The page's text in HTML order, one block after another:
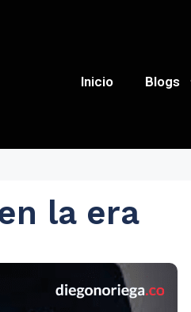
Inicio Blogs
la era